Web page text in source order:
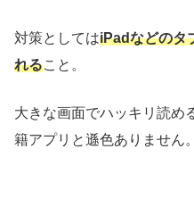
対策としてはiPadなどのタ
れること。
大きな画面でハッキリ読め
籍アプリと遜色ありません。